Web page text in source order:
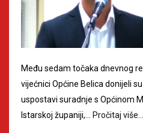
Među sedam točaka dnevnog
vijećnici Općine Belica donijeli
uspostavi suradnje s Općinom
Istarskoj županiji,… Pročitaj više…